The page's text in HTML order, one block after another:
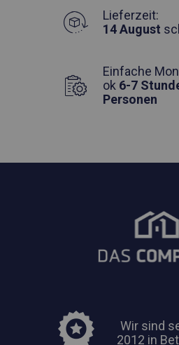
Lieferzeit:
14 August
Einfache
ok 6-7
Personen
Wir sind
2012 in